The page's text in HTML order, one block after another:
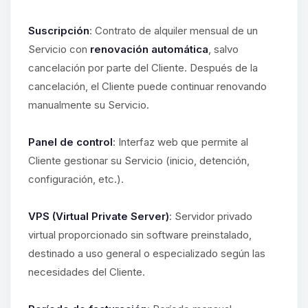
Suscripción: Contrato de alquiler mensual de un
Servicio con renovación automática, salvo
cancelación por parte del Cliente. Después de la
cancelación, el Cliente puede continuar renovando
manualmente su Servicio.
Panel de control: Interfaz web que permite al
Cliente gestionar su Servicio (inicio, detención,
configuración, etc.).
VPS (Virtual Private Server): Servidor privado
virtual proporcionado sin software preinstalado,
destinado a uso general o especializado según las
necesidades del Cliente.